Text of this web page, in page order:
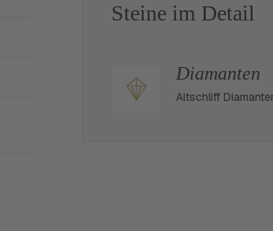
Steine im Detail
Diamanten
Altschliff